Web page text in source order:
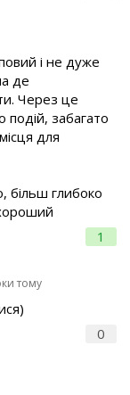
1
і не дуже
де
Через це
подій, забагато
для
більш глибоко
тому
0